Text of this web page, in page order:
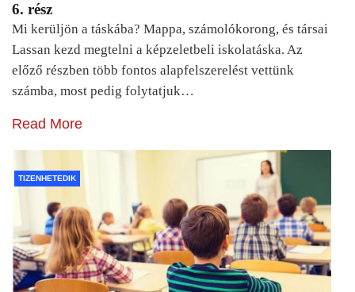
6. rész
Mi kerüljön a táskába? Mappa, számolókorong, és társai
Lassan kezd megtelni a képzeletbeli iskolatáska. Az
előző részben több fontos alapfelszerelést vettünk
számba, most pedig folytatjuk…
Read More
TIZENHETEDIK